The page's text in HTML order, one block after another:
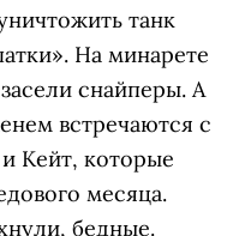
танк
На минарете
снайперы. А
встречаются с
Кейт, которые
месяца.
бедные.